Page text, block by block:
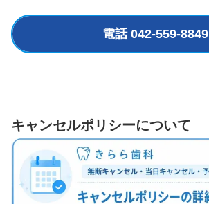
電話 042-559-8849
キャンセルポリシーについて